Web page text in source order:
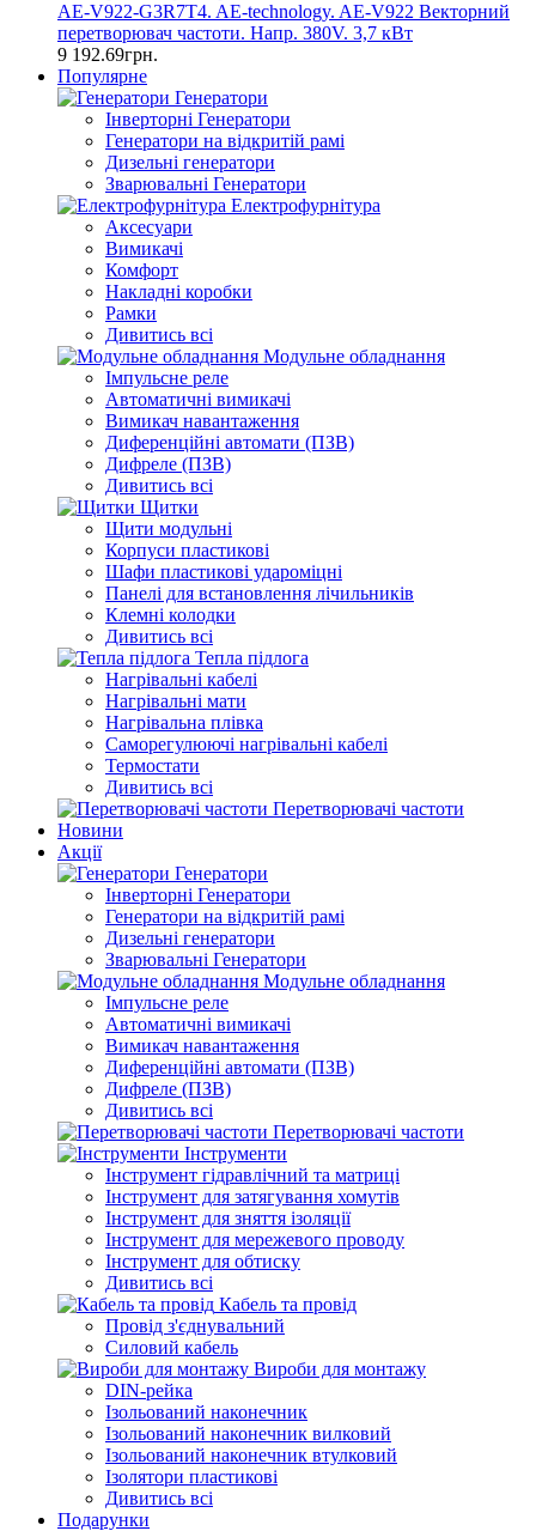
AE-V922-G3R7T4. AE-technology. AE-V922 Векторний
перетворювач частоти. Напр. 380V. 3,7 кВт
9 192.69грн.
Популярне
Генератори
Інверторні Генератори
Генератори на відкритій рамі
Дизельні генератори
Зварювальні Генератори
Електрофурнітура
Аксесуари
Вимикачі
Комфорт
Накладні коробки
Рамки
Дивитись всі
Модульне обладнання
Імпульсне реле
Автоматичні вимикачі
Вимикач навантаження
Диференційні автомати (ПЗВ)
Дифреле (ПЗВ)
Дивитись всі
Щитки
Щити модульні
Корпуси пластикові
Шафи пластикові удароміцні
Панелі для встановлення лічильників
Клемні колодки
Дивитись всі
Тепла підлога
Нагрівальні кабелі
Нагрівальні мати
Нагрівальна плівка
Саморегулюючі нагрівальні кабелі
Термостати
Дивитись всі
Перетворювачі частоти
Новини
Акції
Генератори
Інверторні Генератори
Генератори на відкритій рамі
Дизельні генератори
Зварювальні Генератори
Модульне обладнання
Імпульсне реле
Автоматичні вимикачі
Вимикач навантаження
Диференційні автомати (ПЗВ)
Дифреле (ПЗВ)
Дивитись всі
Перетворювачі частоти
Інструменти
Інструмент гідравлічний та матриці
Інструмент для затягування хомутів
Інструмент для зняття ізоляції
Інструмент для мережевого проводу
Інструмент для обтиску
Дивитись всі
Кабель та провід
Провід з'єднувальний
Силовий кабель
Вироби для монтажу
DIN-рейка
Ізольований наконечник
Ізольований наконечник вилковий
Ізольований наконечник втулковий
Ізолятори пластикові
Дивитись всі
Подарунки